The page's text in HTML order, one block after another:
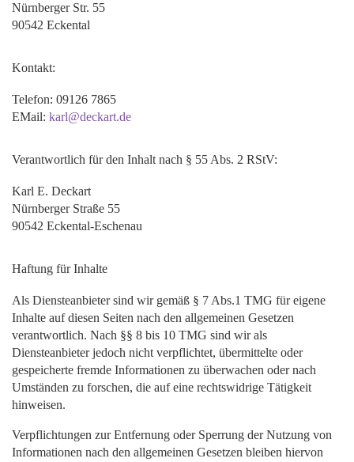
Nürnberger Str. 55
90542 Eckental
Kontakt:
Telefon: 09126 7865
EMail: karl@deckart.de
Verantwortlich für den Inhalt nach § 55 Abs. 2 RStV:
Karl E. Deckart
Nürnberger Straße 55
90542 Eckental-Eschenau
Haftung für Inhalte
Als Diensteanbieter sind wir gemäß § 7 Abs.1 TMG für eigene
Inhalte auf diesen Seiten nach den allgemeinen Gesetzen
verantwortlich. Nach §§ 8 bis 10 TMG sind wir als
Diensteanbieter jedoch nicht verpflichtet, übermittelte oder
gespeicherte fremde Informationen zu überwachen oder nach
Umständen zu forschen, die auf eine rechtswidrige Tätigkeit
hinweisen.
Verpflichtungen zur Entfernung oder Sperrung der Nutzung von
Informationen nach den allgemeinen Gesetzen bleiben hiervon